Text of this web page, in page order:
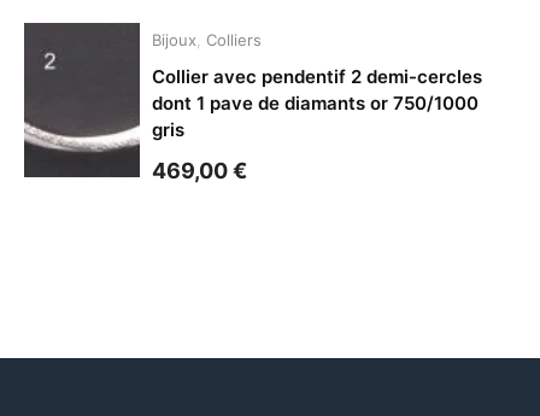
Bijoux Colliers
Collier avec pendentif 2 demi-cercles
dont 1 pave de diamants or 750/1000
gris
469,00€